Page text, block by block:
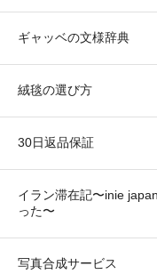
ギャッベの文様辞典
絨毯の選び方
30日返品保証
イラン滞在記〜inie
った〜
写真合成サービス